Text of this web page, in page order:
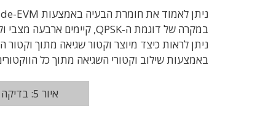
באמצעות שילוב וקטורי השגיאה מתוך כל
איור 5: בדיקה באמצעות Error-Vector-Magnitude